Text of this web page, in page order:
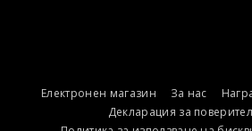
Електронен магазин За нас
Декларация за